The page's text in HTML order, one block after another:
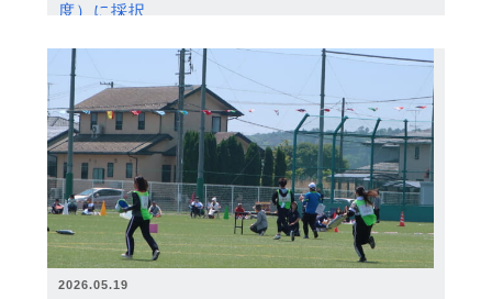
度）に採択
2026.05.19